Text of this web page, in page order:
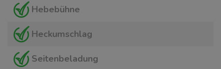
Hebebühne
Heckumschlag
Seitenbeladung